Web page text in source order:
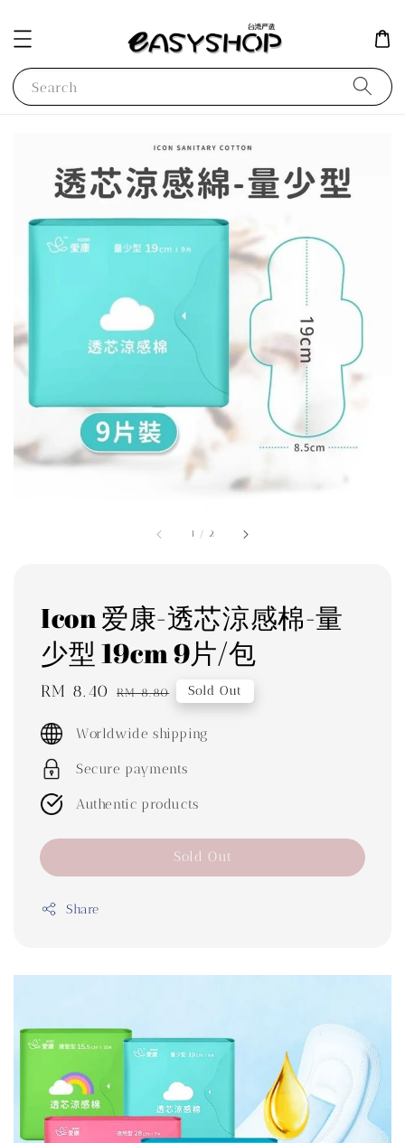
Search
1 / 2
Icon 爱康-透芯涼感棉-量
少型 19cm 9片/包
Sale
RM 8.40 Regular
RM 8.80 Sold Out
Worldwide shipping
Secure payments
Authentic products
Sold Out
Share